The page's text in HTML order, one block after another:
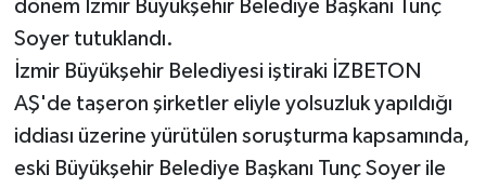
dönem İzmir Büyükşehir Belediye Başkanı Tunç
Soyer tutuklandı.
İzmir Büyükşehir Belediyesi iştiraki İZBETON
AŞ'de taşeron şirketler eliyle yolsuzluk yapıldığı
iddiası üzerine yürütülen soruşturma kapsamında,
eski Büyükşehir Belediye Başkanı Tunç Soyer ile